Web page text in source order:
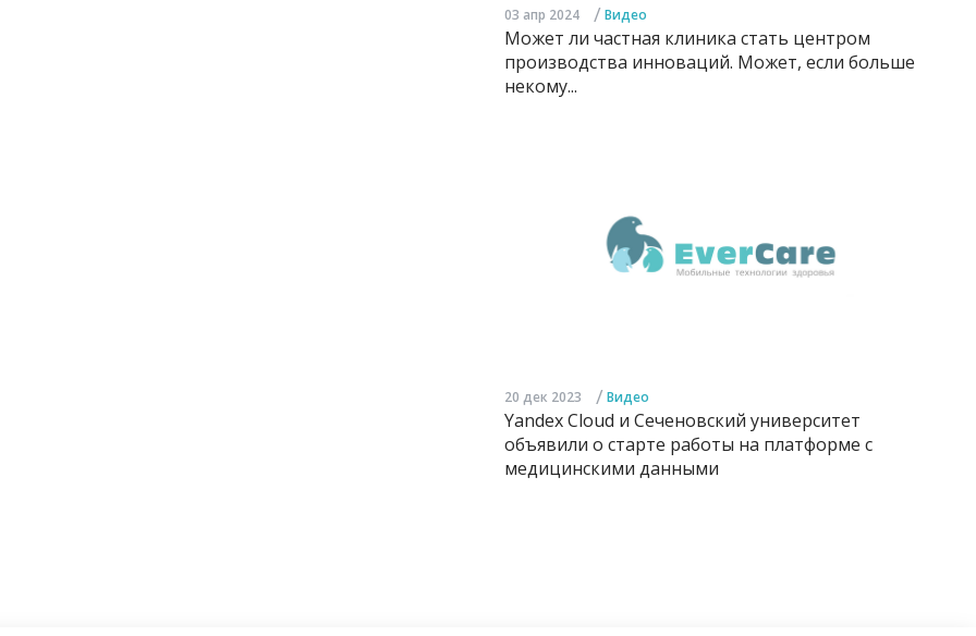
03 апр 2024 / Видео
Может ли частная клиника стать центром
производства инноваций. Может, если больше
некому...
20 дек 2023 / Видео
Yandex Cloud и Сеченовский университет
объявили о старте работы на платформе с
медицинскими данными